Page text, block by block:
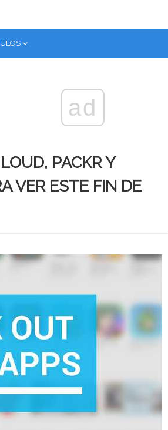
ad
PACKR Y
VER ESTE FIN DE